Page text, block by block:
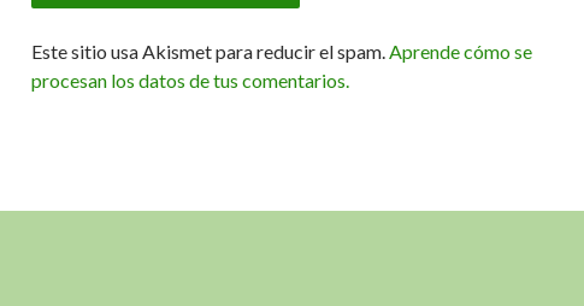
Este sitio usa Akismet para reducir el spam.Aprende cómo se
procesan los datos de tus comentarios.